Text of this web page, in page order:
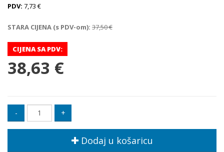
PDV: 7,73 €
STARA CIJENA (s PDV-om): 37,50 €
CIJENA SA PDV:
38,63 €
Dodaj u košaricu